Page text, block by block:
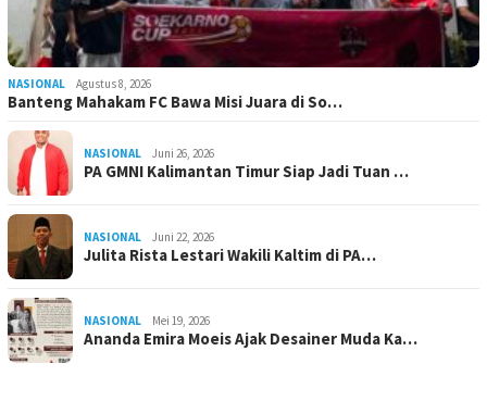
NASIONAL Agustus 8, 2026
Banteng Mahakam FC Bawa Misi Juara di So…
NASIONAL Juni 26, 2026
PA GMNI Kalimantan Timur Siap Jadi Tuan …
NASIONAL Juni 22, 2026
Julita Rista Lestari Wakili Kaltim di PA…
NASIONAL Mei 19, 2026
Ananda Emira Moeis Ajak Desainer Muda Ka…